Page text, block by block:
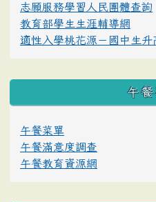
志願服務學習人民團體查詢
教育部學生生涯輔導網
適性入學桃花源－國中生升
午餐
午餐菜單
午餐滿意度調查
午餐教育資源網